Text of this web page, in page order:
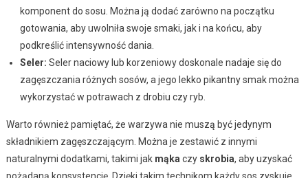
komponent do sosu. Można ją dodać zarówno na początku
gotowania, aby uwolniła swoje smaki, jak i na końcu, aby
podkreślić intensywność dania.
Seler: Seler naciowy lub korzeniowy doskonale nadaje się do
zagęszczania różnych sosów, a jego lekko pikantny smak można
wykorzystać w potrawach z drobiu czy ryb.
Warto również pamiętać, że warzywa nie muszą być jedynym
składnikiem zagęszczającym. Można je zestawić z innymi
naturalnymi dodatkami, takimi jak mąka czy skrobia, aby uzyskać